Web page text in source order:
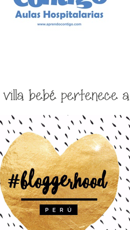
bebé pertenece a